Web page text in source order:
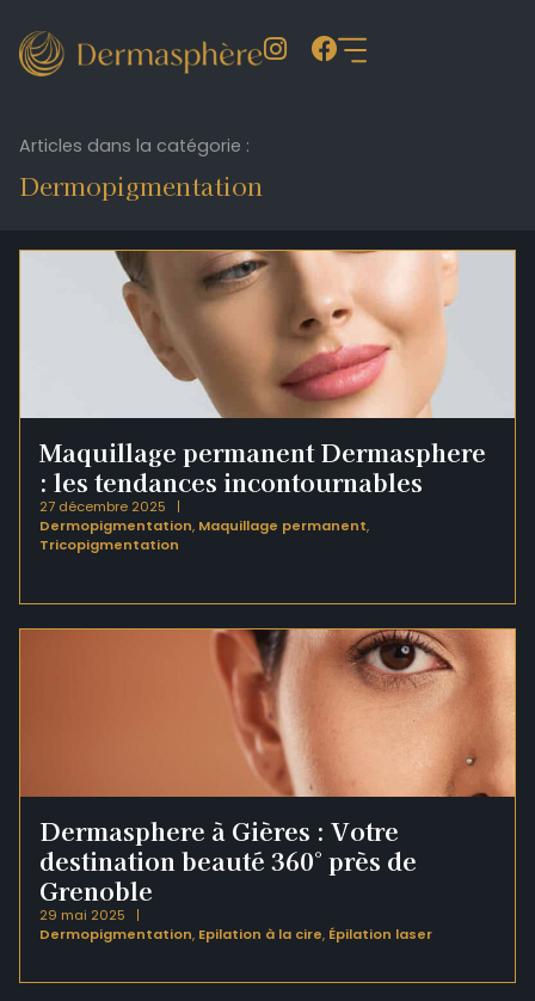
Articles dans la catégorie :
Dermopigmentation
Maquillage permanent Dermasphere
: les tendances incontournables
27 décembre 2025
Dermopigmentation, Maquillage permanent,
Tricopigmentation
Dermasphere à Gières : Votre
destination beauté 360° près de
Grenoble
29 mai 2025
Dermopigmentation, Epilation à la cire, Épilation laser